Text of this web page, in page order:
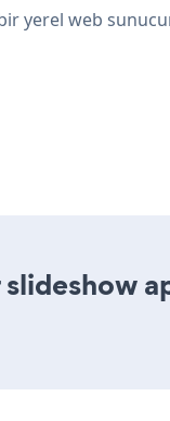
bir yerel web